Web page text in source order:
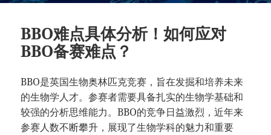
BBO难点具体分析！如何应对
BBO备赛难点？
BBO是英国生物奥林匹克竞赛，旨在发掘和培养未来
的生物学人才。参赛者需要具备扎实的生物学基础和
较强的分析思维能力。BBO的竞争日益激烈，近年来
参赛人数不断攀升，展现了生物学科的魅力和重要